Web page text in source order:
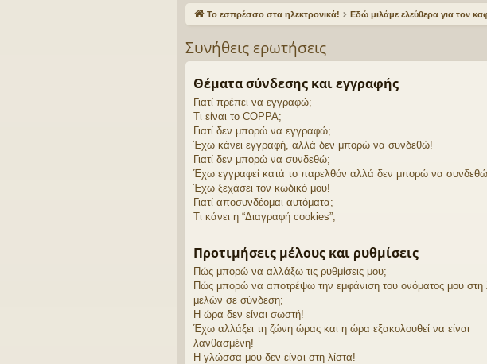
γο
ς
συ
νδ
εις
Το εσπρέσσο στα ηλεκτρονικά! Εδώ μιλάμε ελεύθερα για τον
Συνήθεις ερωτήσεις
Θέματα σύνδεσης και εγγραφής
Γιατί πρέπει να εγγραφώ;
Τι είναι το COPPA;
Γιατί δεν μπορώ να εγγραφώ;
Έχω κάνει εγγραφή, αλλά δεν μπορώ να συνδεθώ!
Γιατί δεν μπορώ να συνδεθώ;
Έχω εγγραφεί κατά το παρελθόν αλλά δεν μπορώ να
Έχω ξεχάσει τον κωδικό μου!
Γιατί αποσυνδέομαι αυτόματα;
Τι κάνει η “Διαγραφή cookies”;
Προτιμήσεις μέλους και ρυθμίσεις
Πώς μπορώ να αλλάξω τις ρυθμίσεις μου;
Πώς μπορώ να αποτρέψω την εμφάνιση του ονόματος μου στη
μελών σε σύνδεση;
Η ώρα δεν είναι σωστή!
Έχω αλλάξει τη ζώνη ώρας και η ώρα εξακολουθεί να είναι
λανθασμένη!
Η γλώσσα μου δεν είναι στη λίστα!